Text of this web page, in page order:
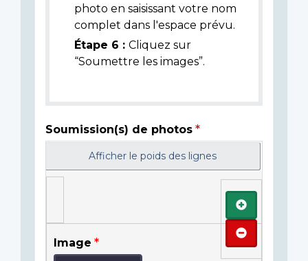
photo en saisissant votre nom
complet dans l'espace prévu.
Étape 6 : Cliquez sur
“Soumettre les images”.
Soumission(s) de photos
Afficher le poids des lignes
Image
Ajouter
Retirer